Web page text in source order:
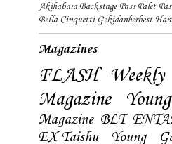
Akihabara Backstage Pass Palet
Bella Cinquetti Gekidanherbest
Magazines
FLASH
Magazine
Magazine BLT
EX-Taishu
Young